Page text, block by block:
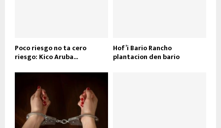
Poco riesgo no ta cero
riesgo: Kico Aruba...
Hof’i Bario Rancho
plantacion den bario